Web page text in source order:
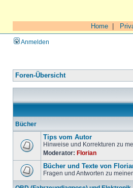
Home
Anmelden
Foren-Übersicht
Bücher
Tips vom Autor
Hinweise und Korrekturen zu
Moderator: Florian
Bücher und Texte von
Fragen und Antworten zu